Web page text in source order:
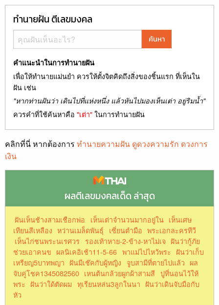
ทำนายฝัน ตีเลขมงคล
ค้นหา
คำแนะนำในการทำนายฝัน
เพื่อให้ทำนายแม่นยำ ควรให้ตั้งจิตคิดถึงสิ่งของชิ้นแรก ที่เห็นใน
ฝัน เช่น
"หากท่านฝันว่า เดินไปที่แห่งหนึ่ง แล้วหันไปมองเห็นเต่า อยู่ริมน้ำ"
ควรคำที่ใช้ค้นหาคือ "เต่า"ในการทำนายฝัน
คลิกที่นี่ หากต้องการ ทำนายความฝัน ดูดวงความรัก ดวงการ
เงิน
ผลตีเลขมงคลเด็ด ล่าสุด
ฝันเห็นช้างสามเชือกพ่อ เห็นเต่าจำนวนมากอยู่ใน เห็นเศษ
เทียนสีเหลือง หว่านเมล็ดพันธุ์ เซี่ยนตำมือ พระเอกละครทีวี
เห็นไก่ชนพระนเรศวร รองเท้าหาย-2-ข้าง-หาไม่เจ ฝันว่ากู้ภัย
ช่วยเอาคนข ผลนิเคอิเช้า11-5-66 พาแม่ไปไหว้พระ ฝันว่าเก็บ
เหรียญ5บาทพญา ฝันมีเช๊คกับผู้หญิง จูบสามีที่ตายไปแล้ว ผล
จับคู่โชค1345082560 เหนต้นกล้วยผูกผ้าสามสี ปูที่นอนไว้ให้
พระ ฝันว่าใด้ตัดผม ทุเรียนหล่น3ลูกในนา ฝันว่าเดินจับมือกับ
หัว